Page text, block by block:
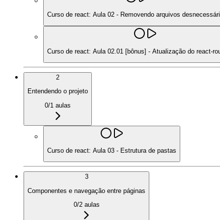
Curso de react: Aula 02 - Removendo arquivos
Curso de react: Aula 02.01 [bônus] - Atualização do react-
2
Entendendo o projeto
0/1 aulas
Curso de react: Aula 03 - Estrutura de pastas
3
Componentes e navegação entre páginas
0/2aulas